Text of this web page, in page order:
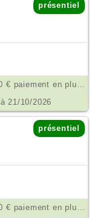
présentiel
Prix: 460 € paiement en plusieurs fois possible €
à 21/10/2026
présentiel
Prix: 460 € paiement en plusieurs fois possible €